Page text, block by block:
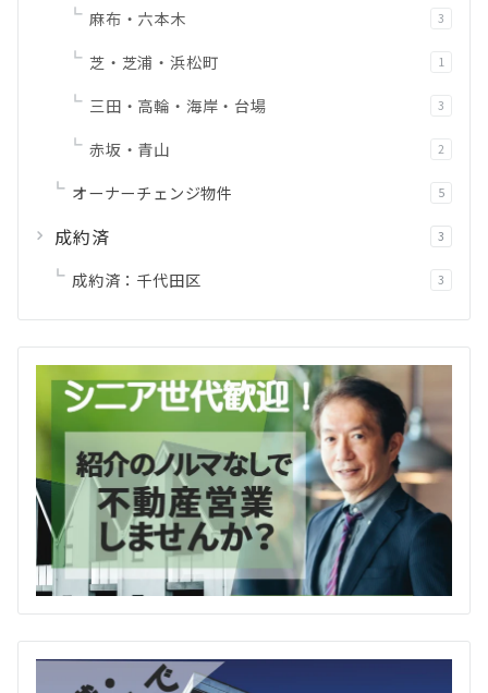
麻布・六本木 3
芝・芝浦・浜松町 1
三田・高輪・海岸・台場 3
赤坂・青山 2
オーナーチェンジ物件 5
成約済 3
成約済：千代田区 3